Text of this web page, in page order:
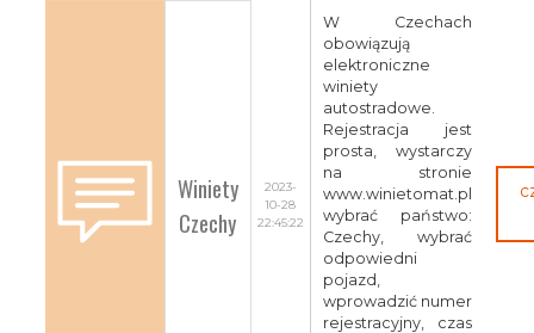
Winiety
Czechy
2023-
10-28
22:45:22
W Czechach
obowiązują
elektroniczne
winiety
autostradowe.
Rejestracja jest
prosta, wystarczy
na stronie
www.winietomat.pl
wybrać państwo:
Czechy, wybrać
odpowiedni
pojazd,
wprowadzić numer
rejestracyjny, czas